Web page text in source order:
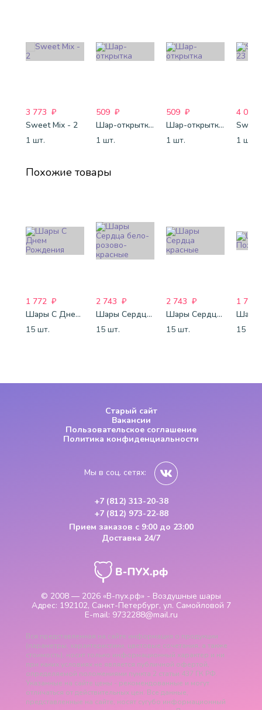
3 773 ₽
Sweet Mix - 2
1 шт.
509 ₽
Шар-открытка "Звезда" (45 см) - 1
1 шт.
509 ₽
Шар-открытка "Сердце" (45 см) - 2
1 шт.
4 088
1 шт.
Похожие товары
1 772 ₽
Шары С Днем Рождения
15 шт.
2 743 ₽
Шары Сердца бело-розово-красные
15 шт.
2 743 ₽
Шары Сердца красные
15 шт.
1 772
15 шт.
© 2008 — 2026 «В-пух.рф» - Воздушные шары
Адрес: 192102, Санкт-Петербург, ул. Самойловой 7
E-mail: 9732288@mail.ru
Старый сайт
Вакансии
Пользовательское соглашение
Политика конфиденциальности
Мы в соц. сетях:
+7 (812) 313-20-38
+7 (812) 973-22-88
Прием заказов с 9:00 до 23:00
Доставка 24/7
Вся представленная на сайте информация о продукции
(параметры, характеристики, цветовые сочетания, а также
стоимость), носит только информационный характер и ни
при каких условиях не является публичной офертой,
определяемой положениями пункта 2 статьи 437 ГК РФ.
Указанные на сайте цены - рекомендованные и могут
отличаться от действительных цен. Все данные,
представленные на сайте, носят сугубо информационный